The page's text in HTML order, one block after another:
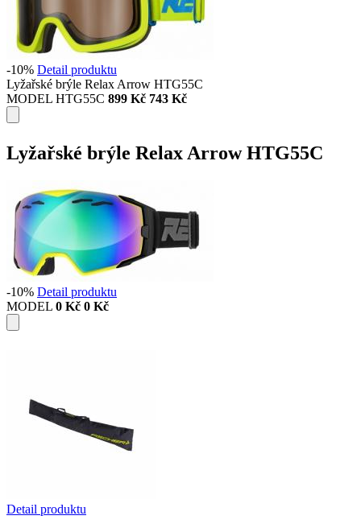
-10% Detail produktu
Lyžařské brýle Relax Arrow HTG55C
MODEL HTG55C 899 Kč 743 Kč
Lyžařské brýle Relax Arrow HTG55C
-10% Detail produktu
MODEL 0 Kč 0 Kč
Detail produktu